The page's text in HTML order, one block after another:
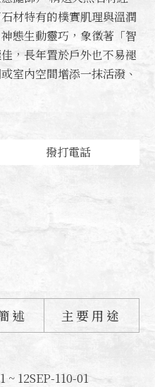
材特有的樸實肌理與溫潤
態生動靈巧，象徵著「智
，長年置於戶外也不易褪
室內空間增添一抹活潑、
撥打電話
述 主要用途
12SEP-110-01